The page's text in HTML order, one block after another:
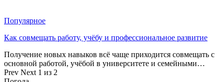
Популярное
Как совмещать работу, учёбу и профессиональное развитие
Получение новых навыков всё чаще приходится совмещать с
основной работой, учёбой в университете и семейными…
Prev Next 1 из 2